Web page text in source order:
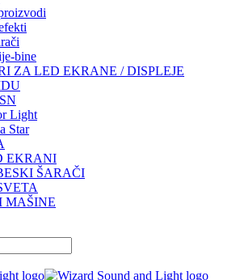
bine
ZA LED EKRANE / DISPLEJE
Light
Star
EKRANI
ŠARAČI
MAŠINE